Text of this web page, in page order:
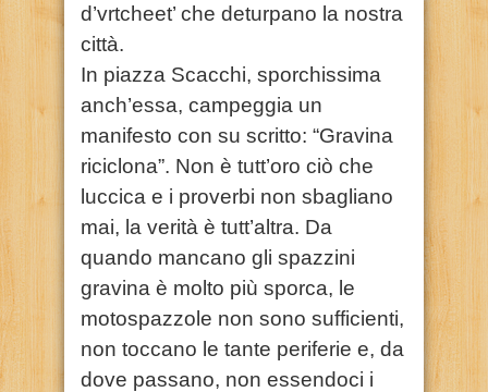
d’vrtcheet’ che deturpano la nostra
città.
In piazza Scacchi, sporchissima
anch’essa, campeggia un
manifesto con su scritto: “Gravina
riciclona”. Non è tutt’oro ciò che
luccica e i proverbi non sbagliano
mai, la verità è tutt’altra. Da
quando mancano gli spazzini
gravina è molto più sporca, le
motospazzole non sono sufficienti,
non toccano le tante periferie e, da
dove passano, non essendoci i